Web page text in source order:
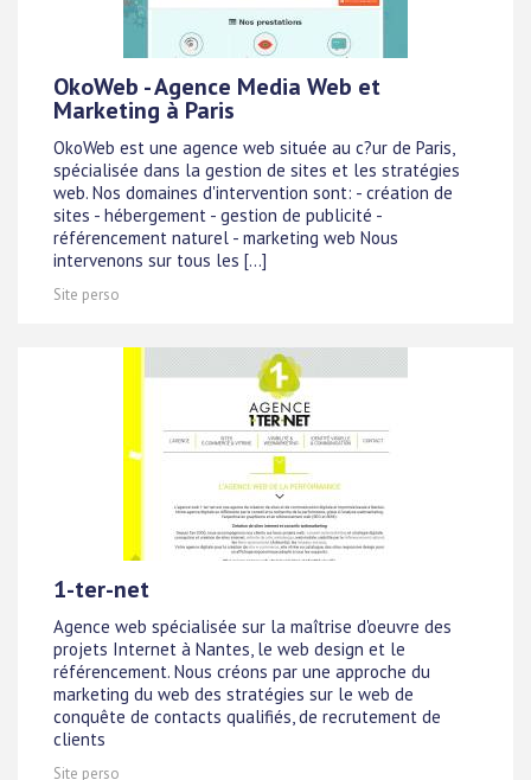
OkoWeb - Agence Media Web et
Marketing à Paris
OkoWeb est une agence web située au c?ur de Paris,
spécialisée dans la gestion de sites et les stratégies
web. Nos domaines d'intervention sont: - création de
sites - hébergement - gestion de publicité -
référencement naturel - marketing web Nous
intervenons sur tous les [...]
Site perso
1-ter-net
Agence web spécialisée sur la maîtrise d'oeuvre des
projets Internet à Nantes, le web design et le
référencement. Nous créons par une approche du
marketing du web des stratégies sur le web de
conquête de contacts qualifiés, de recrutement de
clients
Site perso